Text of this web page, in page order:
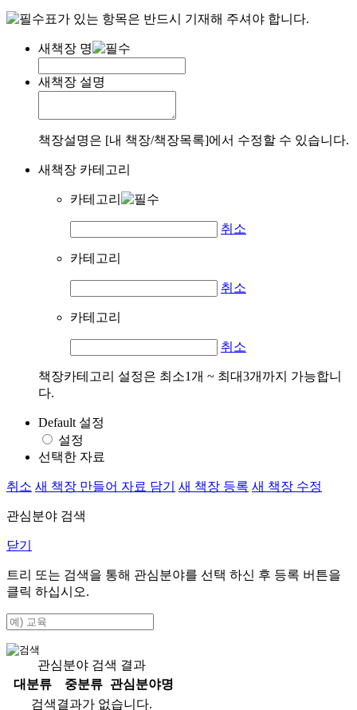
표가 있는 항목은 반드시 기재해 주셔야 합니다.
새책장 명
새책장 설명
책장설명은 [내 책장/책장목록]에서 수정할 수 있습니다.
새책장 카테고리
카테고리
취소
카테고리
취소
카테고리
취소
책장카테고리 설정은 최소1개 ~ 최대3개까지 가능합니
다.
Default 설정
설정
선택한 자료
취소 새 책장 만들어 자료 담기 새 책장 등록 새 책장 수정
관심분야 검색
닫기
트리 또는 검색을 통해 관심분야를 선택 하신 후 등록 버튼을
클릭 하십시오.
관심분야 검색 결과
대분류
중분류
관심분야명
검색결과가 없습니다.